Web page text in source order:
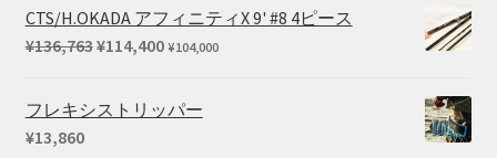
CTS/H.OKADA アフィニティX 9' #8 4ピース
¥136,763元
価
¥114,400現
¥104,000
フレキシストリッパー
¥13,860